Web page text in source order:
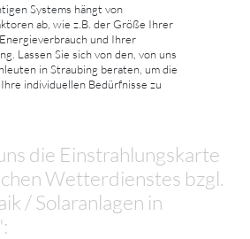
Systems hängt von
ab, wie z.B. der Größe Ihrer
und Ihrer
Lassen Sie sich von den, von uns
in Straubing beraten, um die
individuellen Bedürfnisse zu
die Einstrahlungskarte
Wetterdienstes bzgl.
/ Solaranlagen in